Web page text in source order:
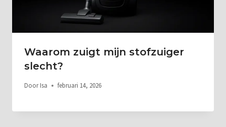
Waarom zuigt mijn stofzuiger
slecht?
Door Isa februari 14, 2026